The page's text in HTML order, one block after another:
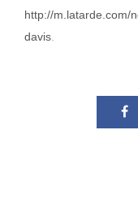
http://m.latarde.com/
davis